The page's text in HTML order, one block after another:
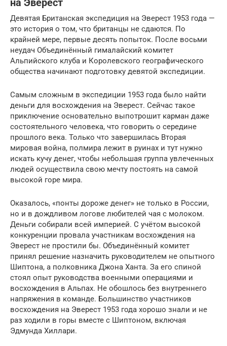
на Эверест
Девятая Британская экспедиция на Эверест 1953 года —
это история о том, что британцы не сдаются. По
крайней мере, первые десять попыток. После восьми
неудач Объединённый гималайский комитет
Альпийского клуба и Королевского географического
общества начинают подготовку девятой экспедиции.
Самым сложным в экспедиции 1953 года было найти
деньги для восхождения на Эверест. Сейчас такое
приключение основательно выпотрошит карман даже
состоятельного человека, что говорить о середине
прошлого века. Только что завершилась Вторая
мировая война, полмира лежит в руинах и тут нужно
искать кучу денег, чтобы небольшая группа увлеченных
людей осуществила свою мечту постоять на самой
высокой горе мира.
Оказалось, «понты дороже денег» не только в России,
но и в дождливом логове любителей чая с молоком.
Деньги собирали всей империей. С учётом высокой
конкуренции провала участникам восхождения на
Эверест не простили бы. Объединённый комитет
принял решение назначить руководителем не опытного
Шиптона, а полковника Джона Ханта. За его спиной
стоял опыт руководства военными операциями и
восхождения в Альпах. Не обошлось без внутреннего
напряжения в команде. Большинство участников
восхождения на Эверест 1953 года хорошо знали и не
раз ходили в горы вместе с Шиптоном, включая
Эдмунда Хиллари.